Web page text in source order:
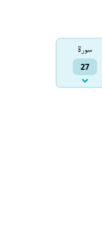
سورۃ
27